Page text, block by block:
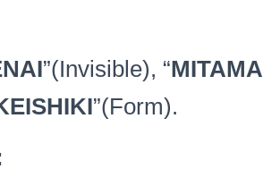
”(Invisible), “
”(Form).